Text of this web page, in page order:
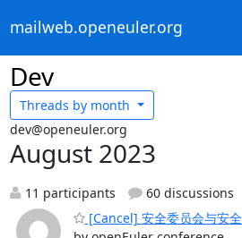
mailweb.openeuler.org
Dev
Threads by month
dev@openeuler.org
August 2023
11 participants
60 discussions
[Cancel] 安全委员会与安